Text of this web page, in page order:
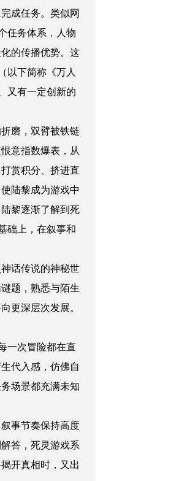
成任务。类似网
任务体系，人物
的传播优势。这
以下简称《万人
又有一定创新的
磨，双臂被铁链
意指数爆表，从
赏积分、挤进直
陆黎成为游戏中
黎逐渐了解到死
础上，在叙事和
话传说的神秘世
题，熟悉与陌生
更深层次发展。
一次冒险都在直
代入感，仿佛自
场景都充满未知
事节奏保持高度
答，死灵游戏系
开真相时，又出